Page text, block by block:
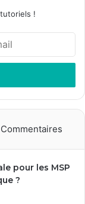
!
Commentaires
pour les MSP
?